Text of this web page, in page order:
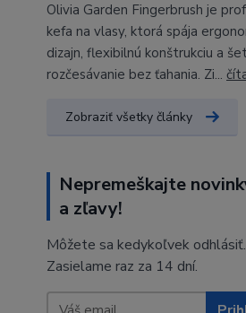
Olivia Garden Fingerbrush je
kefa na vlasy, ktorá spája
dizajn, flexibilnú konštrukciu a
rozčesávanie bez ťahania. Zi...
Zobraziť všetky články
Nepremeškajte
a zľavy!
Môžete sa kedykoľvek odhlásiť.
Zasielame raz za 14 dní.